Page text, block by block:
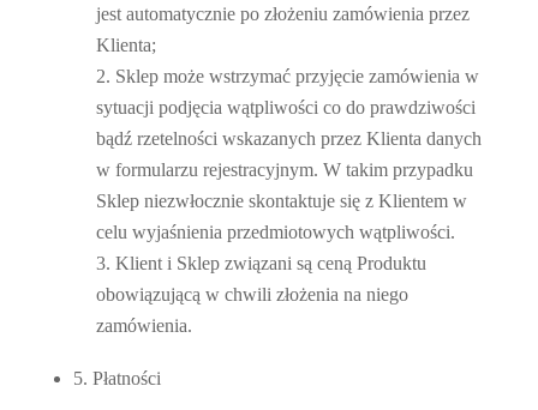
jest automatycznie po złożeniu zamówienia przez
Klienta;
Sklep może wstrzymać przyjęcie zamówienia w
sytuacji podjęcia wątpliwości co do prawdziwości
bądź rzetelności wskazanych przez Klienta danych
w formularzu rejestracyjnym. W takim przypadku
Sklep niezwłocznie skontaktuje się z Klientem w
celu wyjaśnienia przedmiotowych wątpliwości.
Klient i Sklep związani są ceną Produktu
obowiązującą w chwili złożenia na niego
zamówienia.
5. Płatności